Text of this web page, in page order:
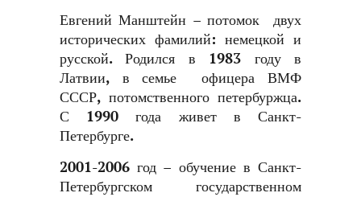
Евгений Манштейн – потомок двух
исторических фамилий: немецкой и
русской. Родился в 1983 году в
Латвии, в семье офицера ВМФ
СССР, потомственного петербуржца.
С 1990 года живет в Санкт-
Петербурге.
2001-2006 год – обучение в Санкт-
Петербургском государственном